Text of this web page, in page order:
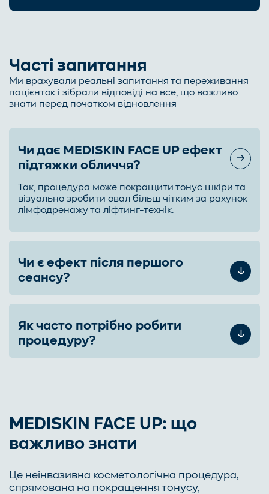
Часті запитання
Ми врахували реальні запитання та переживання
пацієнток і зібрали відповіді на все, що важливо
знати перед початком відновлення
Чи дає MEDISKIN FACE UP ефект
підтяжки обличчя?
Так, процедура може покращити тонус шкіри та
візуально зробити овал більш чітким за рахунок
лімфодренажу та ліфтинг-технік.
Чи є ефект після першого
сеансу?
Як часто потрібно робити
процедуру?
MEDISKIN FACE UP: що
важливо знати
Це неінвазивна косметологічна процедура,
спрямована на покращення тонусу,